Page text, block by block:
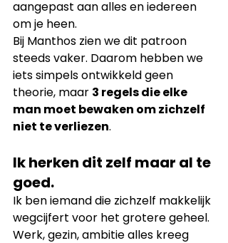
aangepast aan alles en iedereen
om je heen.
Bij Manthos zien we dit patroon
steeds vaker. Daarom hebben we
iets simpels ontwikkeld geen
theorie, maar 3 regels die elke
man moet bewaken om zichzelf
niet te verliezen.
Ik herken dit zelf maar al te
goed.
Ik ben iemand die zichzelf makkelijk
wegcijfert voor het grotere geheel.
Werk, gezin, ambitie alles kreeg